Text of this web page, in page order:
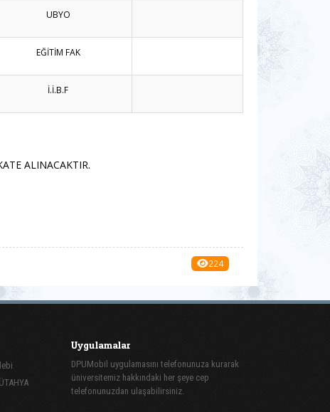
UBYO
EĞİTİM FAK
İ.İ.B.F
ALINACAKTIR.
224
Uygulamalar
DPUMobil uygulamasını telefonunuza kurarak
üniversitemiz hakkındaki her şeye cep
telefonunuzdan ulaşabilirsiniz.